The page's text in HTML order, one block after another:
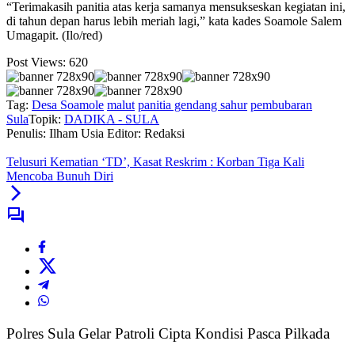
“Terimakasih panitia atas kerja samanya mensukseskan kegiatan ini,
di tahun depan harus lebih meriah lagi,” kata kades Soamole Salem
Umagapit. (Ilo/red)
Post Views: 620
Tag: Desa Soamole malut panitia gendang sahur pembubaran
SulaTopik: DADIKA - SULA
Penulis: Ilham Usia Editor: Redaksi
Telusuri Kematian ‘TD’, Kasat Reskrim : Korban Tiga Kali
Mencoba Bunuh Diri
Polres Sula Gelar Patroli Cipta Kondisi Pasca Pilkada